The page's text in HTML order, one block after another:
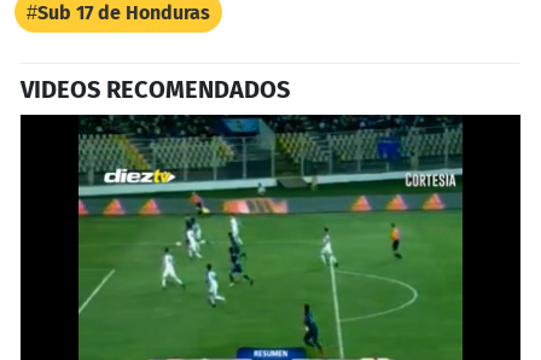
Sub 17 de Honduras
VIDEOS RECOMENDADOS